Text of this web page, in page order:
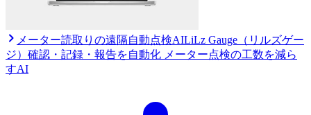
メーター読取りの遠隔自動点検AILiLz Gauge（リルズゲー
ジ） 確認・記録・報告を自動化 メーター点検の工数を減ら
すAI